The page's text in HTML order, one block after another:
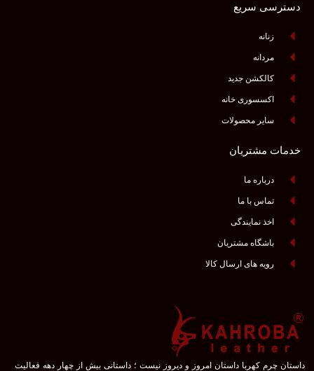
دسترسی سریع
زنانه
مردانه
کالکشن جدید
اکسسوری خانه
سایر محصولات
خدمات مشتریان
درباره ما
تماس با ما
اخذ نمایندگی
باشگاه مشتریان
رویه های ارسال کالا
داستان چرم کهربا داستان امروز و دیروز نیست ؛ داستانی بیش از چهار دهه فعالیت